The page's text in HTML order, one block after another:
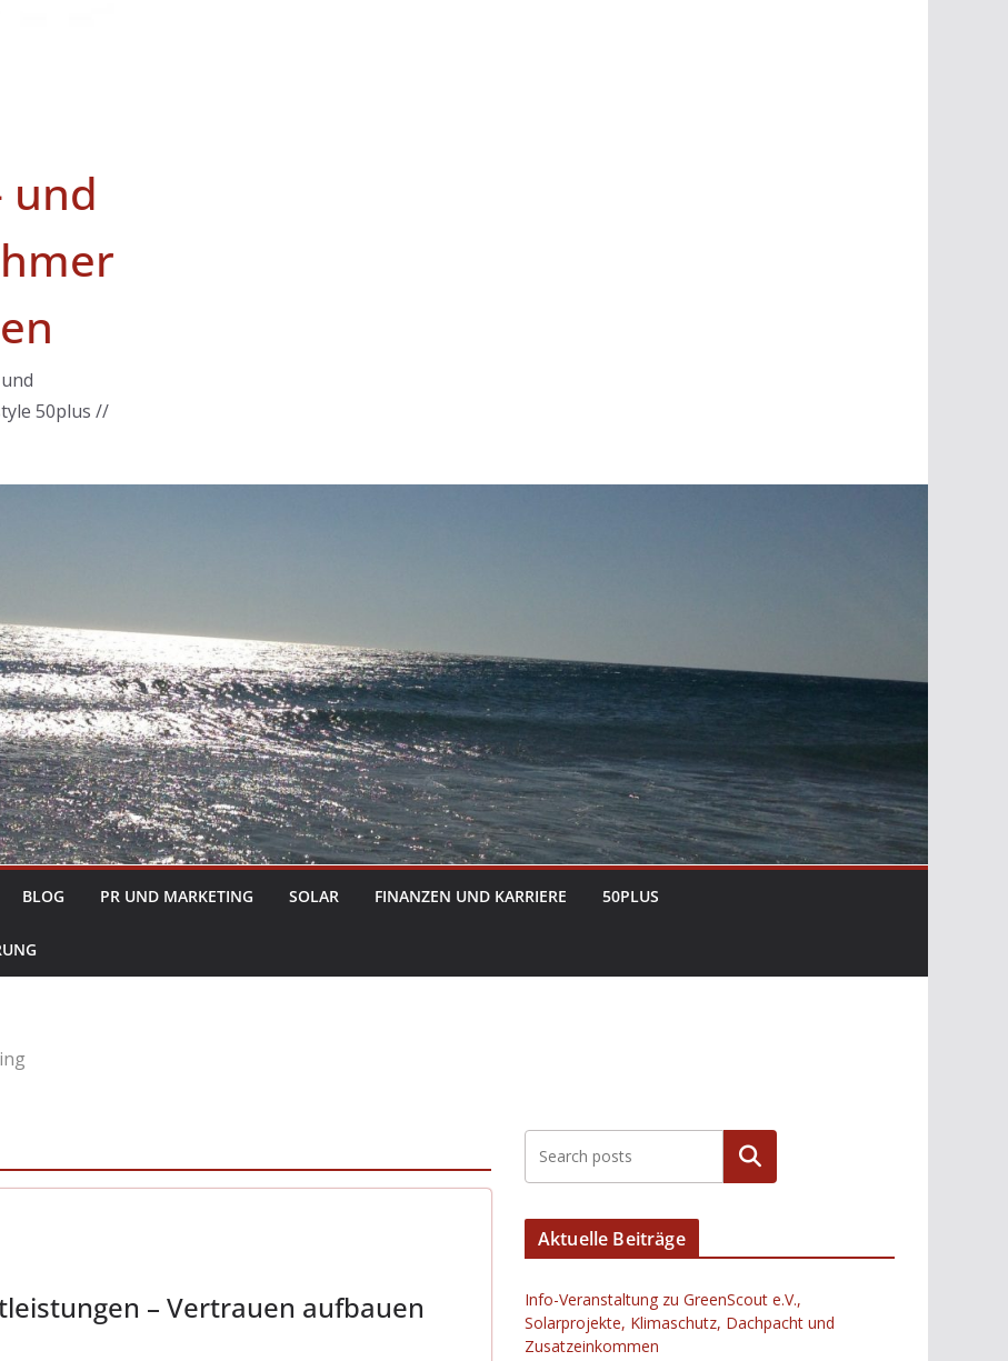
und
50plus //
BLOG PR UND MARKETING SOLAR FINANZEN UND KARRIERE 50PLUS
– Vertrauen aufbauen
Suchen
Aktuelle Beiträge
Info-Veranstaltung zu GreenScout e.V.,
Solarprojekte, Klimaschutz, Dachpacht und
Zusatzeinkommen